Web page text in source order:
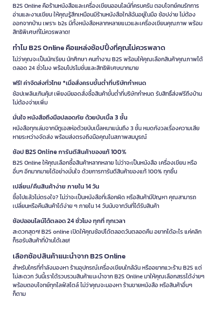
B2S Online คือร้านหนังสือและเครื่องเขียนออนไลน์ที่ครบครัน ตอบโจทย์คนรักการ
อ่านและงานเขียน ให้คุณรู้สึกเหมือนมีร้านหนังสือใกล้ฉันอยู่ในมือ ช้อปง่าย ไม่ต้อง
ออกจากบ้าน เพราะ b2s มีทั้งหนังสือหลากหลายแนวและเครื่องเขียนคุณภาพ พร้อม
สิทธิพิเศษที่ไม่ควรพลาด!
ทำไม B2S Online คือแหล่งช้อปปิ้งที่คุณไม่ควรพลาด
ไม่ว่าคุณจะเป็นนักเรียน นักศึกษา คนทำงาน B2S พร้อมให้คุณเลือกสินค้าคุณภาพได้
ตลอด 24 ชั่วโมง พร้อมโปรโมชั่นและสิทธิพิเศษมากมาย
ฟรี! ค่าจัดส่งทั่วไทย *เมื่อสั่งครบขั้นต่ำที่บริษัทกำหนด
ช้อปเพลินเกินคุ้ม! เพียงมียอดสั่งซื้อสินค้าขั้นต่ำที่บริษัทกำหนด รับสิทธิ์ส่งฟรีถึงบ้าน
ไม่ต้องจ่ายเพิ่ม
มั่นใจ หนังสือถึงมือปลอดภัย ด้วยบับเบิ้ล 3 ชั้น
หนังสือทุกเล่มจากบีทูเอสห่อด้วยบับเบิ้ลหนาแน่นถึง 3 ชั้น หมดกังวลเรื่องความเสีย
หายระหว่างจัดส่ง พร้อมส่งตรงถึงมือคุณในสภาพสมบูรณ์
ช้อป B2S Online การันตีสินค้าของแท้ 100%
B2S Online ให้คุณเลือกซื้อสินค้าหลากหลาย ไม่ว่าจะเป็นหนังสือ เครื่องเขียน หรือ
อื่นๆ อีกมากมายได้อย่างมั่นใจ ด้วยการการันตีสินค้าของแท้ 100% ทุกชิ้น
เปลี่ยน/คืนสินค้าง่าย ภายใน 14 วัน
ซื้อไปแล้วไม่ตรงใจ? ไม่ว่าจะเป็นหนังสือที่เลือกผิด หรือสินค้ามีปัญหา คุณสามารถ
เปลี่ยนหรือคืนสินค้าได้ง่าย ๆ ภายใน 14 วันนับจากวันที่ได้รับสินค้า
ช้อปออนไลน์ได้ตลอด 24 ชั่วโมง ทุกที่ ทุกเวลา
สะดวกสุดๆ! B2S online เปิดให้คุณช้อปได้ตลอดวันตลอดคืน อยากได้อะไร แค่คลิก
ก็รอรับสินค้าที่บ้านได้เลย!
เลือกช้อปสินค้าแนะนำจาก B2S Online
สำหรับใครที่กำลังมองหา ร้านอุปกรณ์เครื่องเขียนใกล้ฉัน หรืออยากแวะร้าน B2S แต่
ไม่สะดวก วันนี้เราได้รวบรวมสินค้าแนะนำจาก B2S Online มาให้คุณเลือกสรรได้ง่ายๆ
พร้อมตอบโจทย์ทุกไลฟ์สไตล์ ไม่ว่าคุณจะมองหา ร้านขายหนังสือ หรือสินค้าอื่นๆ
ก็ตาม